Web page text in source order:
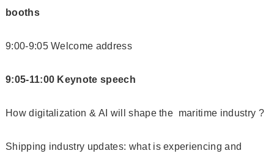
booths
9:00-9:05 Welcome address
9:05-11:00 Keynote speech
How digitalization & AI will shape the maritime industry ?
Shipping industry updates: what is experiencing and